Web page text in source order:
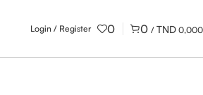
Login / Register 0 0 / 0,000